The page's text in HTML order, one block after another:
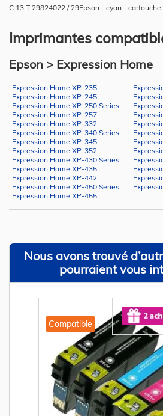
C 13 T 29824022 / 29Epson - cyan -
Imprimantes
Epson > Expression Home
Expression Home XP-235
Expression Home XP-245
Expression Home XP-250 Series
Expression Home XP-257
Expression Home XP-332
Expression Home XP-340 Series
Expression Home XP-345
Expression Home XP-352
Expression Home XP-430 Series
Expression Home XP-435
Expression Home XP-442
Expression Home XP-450 Series
Expression Home XP-455
Nous avons trouvé
pourraient vous
Compatible